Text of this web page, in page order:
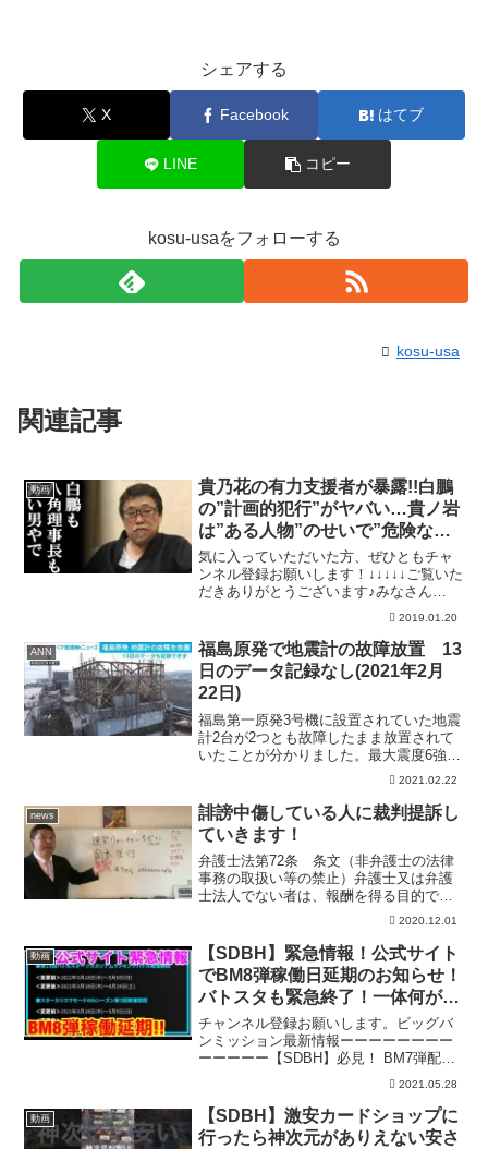
シェアする
X Facebook はてブ
LINE コピー
kosu-usaをフォローする
kosu-usa
関連記事
動画
貴乃花の有力支援者が暴露!!白鵬
の”計画的犯行”がヤバい…貴ノ岩
は”ある人物”のせいで”危険な状
態”に…
気に入っていただいた方、ぜひともチャ
ンネル登録お願いします！↓↓↓↓↓ご覧いた
だきありがとうございます♪みなさん
に”楽しんでいただける動画”づくりをモッ
トーに、最新の芸能ニュースや気になる
話題など、毎日お届けしていきます。動
画への評価、コメ...
2019.01.20
ANN
福島原発で地震計の故障放置 13
日のデータ記録なし(2021年2月
22日)
福島第一原発3号機に設置されていた地震
計2台が2つとも故障したまま放置されて
いたことが分かりました。最大震度6強を
観測した13日の地震のデータも記録でき
ていなかったということです。 福島第
一原発ではメルトダウンや水素爆発で大
きな損傷を受けた...
2021.02.22
news
誹謗中傷している人に裁判提訴し
ていきます！
弁護士法第72条 条文（非弁護士の法律
事務の取扱い等の禁止）弁護士又は弁護
士法人でない者は、報酬を得る目的で訴
訟事件、非訟事件及び審査請求、異議申
申立事件その他一般の法律事件に関して
鑑定、代理、仲裁若しく...
2020.12.01
動画
【SDBH】緊急情報！公式サイト
でBM8弾稼働日延期のお知らせ！
バトスタも緊急終了！一体何が起
きてるんだ！【スーパードラゴン
ボールヒーローズ ビッグバンミ
ッション8弾】
チャンネル登録お願いします。ビッグバ
ンミッション最新情報ーーーーーーーー
ーーーーー【SDBH】必見！ BM7弾配列
表紹介！これを見て狙いのSEC当てよ
う！【スーパードラゴンボールヒーロー
ズ ビッグバンミッション7弾】ーーーー
ーーーーーーーー...
2021.05.28
動画
【SDBH】激安カードショップに
行ったら神次元がありえない安さ